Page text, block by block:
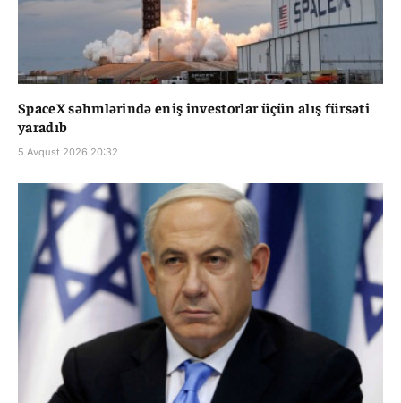
SpaceX səhmlərində eniş investorlar üçün alış fürsəti
yaradıb
5 Avqust 2026 20:32